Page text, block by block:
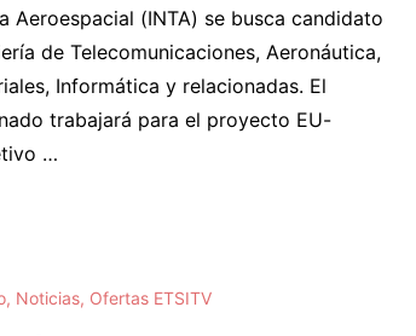
Aeroespacial (INTA) se busca candidato
de Telecomunicaciones, Aeronáutica,
Informática y relacionadas. El
trabajará para el proyecto EU-
…
, Noticias, Ofertas ETSITV